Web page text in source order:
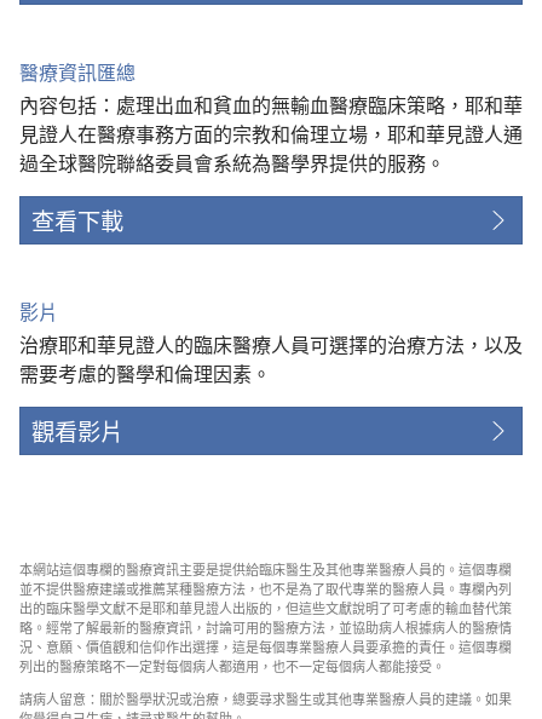
醫療資訊匯總
內容包括：處理出血和貧血的無輸血醫療臨床策略，耶和華
見證人在醫療事務方面的宗教和倫理立場，耶和華見證人通
過全球醫院聯絡委員會系統為醫學界提供的服務。
查看下載
影片
治療耶和華見證人的臨床醫療人員可選擇的治療方法，以及
需要考慮的醫學和倫理因素。
觀看影片
本網站這個專欄的醫療資訊主要是提供給臨床醫生及其他專業醫療人員的。這個專欄
並不提供醫療建議或推薦某種醫療方法，也不是為了取代專業的醫療人員。專欄內列
出的臨床醫學文獻不是耶和華見證人出版的，但這些文獻說明了可考慮的輸血替代策
略。經常了解最新的醫療資訊，討論可用的醫療方法，並協助病人根據病人的醫療情
況、意願、價值觀和信仰作出選擇，這是每個專業醫療人員要承擔的責任。這個專欄
列出的醫療策略不一定對每個病人都適用，也不一定每個病人都能接受。
請病人留意：關於醫學狀況或治療，總要尋求醫生或其他專業醫療人員的建議。如果